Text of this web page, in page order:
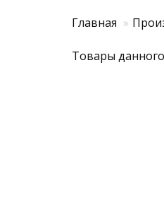
Главная
Товары